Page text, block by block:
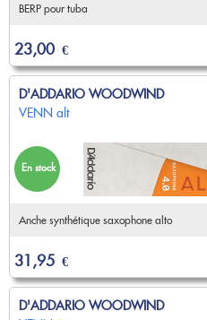
BERP pour tuba
23,00 €
D'ADDARIO WOODWIND
VENN alt
Anche synthétique saxophone alto
31,95 €
En stock
D'ADDARIO WOODWIND